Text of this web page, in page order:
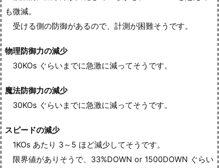
も微減。
受ける側の防御があるので、計測が困難そうです。
物理防御力の減少
30KOs ぐらいまでに急激に減ってそうです。
魔法防御力の減少
30KOs ぐらいまでに急激に減ってそうです。
スピードの減少
1KOs あたり 3～5 ほど減少してそうです。
限界値がありそうで、33%DOWN or 1500DOWN ぐらい